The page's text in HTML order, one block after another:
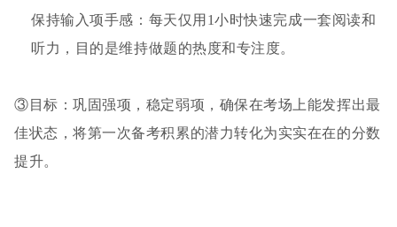
保持输入项手感：每天仅用1小时快速完成一套阅读和
听力，目的是维持做题的热度和专注度。
③目标：巩固强项，稳定弱项，确保在考场上能发挥出最
佳状态，将第一次备考积累的潜力转化为实实在在的分数
提升。